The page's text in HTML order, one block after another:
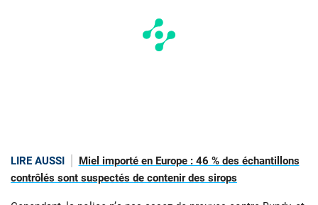
LIRE AUSSI
Miel importé en Europe : 46 % des échantillons
contrôlés sont suspectés de contenir des sirops